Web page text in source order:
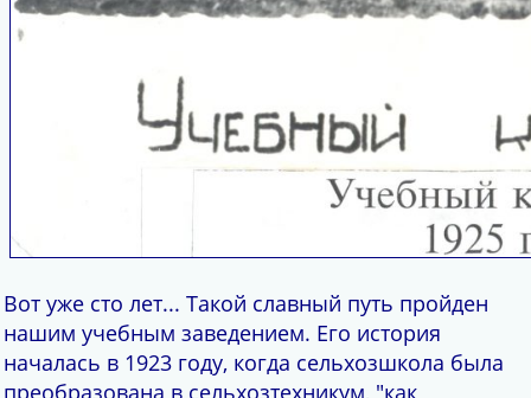
Вот уже сто лет... Такой славный путь пройден
нашим учебным заведением. Его история
началась в 1923 году, когда сельхозшкола была
преобразована в сельхозтехникум, "как